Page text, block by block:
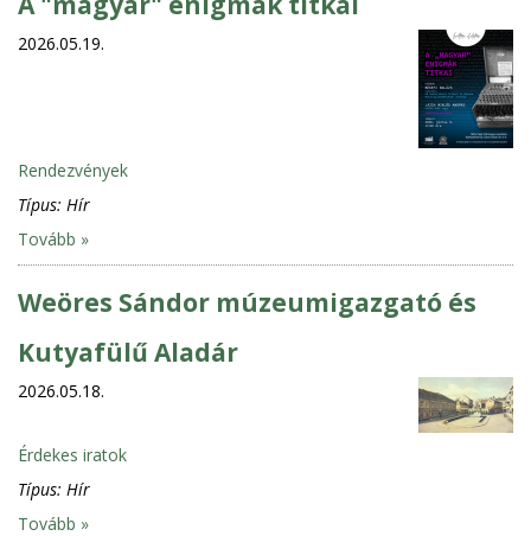
2026.05.19.
Rendezvények
Típus: Hír
Tovább »
Weöres Sándor múzeumigazgató és
Kutyafülű Aladár
2026.05.18.
Érdekes iratok
Típus: Hír
Tovább »